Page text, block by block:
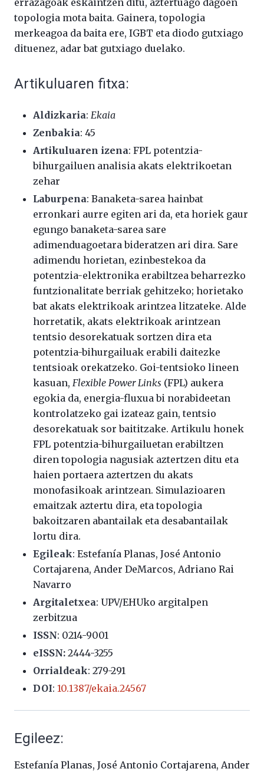
errazagoak eskaintzen ditu, aztertuago dagoen
topologia mota baita. Gainera, topologia
merkeagoa da baita ere, IGBT eta diodo gutxiago
dituenez, adar bat gutxiago duelako.
Artikuluaren fitxa:
Aldizkaria: Ekaia
Zenbakia: 45
Artikuluaren izena: FPL potentzia-
bihurgailuen analisia akats elektrikoetan
zehar
Laburpena: Banaketa-sarea hainbat
erronkari aurre egiten ari da, eta horiek gaur
egungo banaketa-sarea sare
adimenduagoetara bideratzen ari dira. Sare
adimendu horietan, ezinbestekoa da
potentzia-elektronika erabiltzea beharrezko
funtzionalitate berriak gehitzeko; horietako
bat akats elektrikoak arintzea litzateke. Alde
horretatik, akats elektrikoak arintzean
tentsio desorekatuak sortzen dira eta
potentzia-bihurgailuak erabili daitezke
tentsioak orekatzeko. Goi-tentsioko lineen
kasuan, Flexible Power Links (FPL) aukera
egokia da, energia-fluxua bi norabideetan
kontrolatzeko gai izateaz gain, tentsio
desorekatuak sor baititzake. Artikulu honek
FPL potentzia-bihurgailuetan erabiltzen
diren topologia nagusiak aztertzen ditu eta
haien portaera aztertzen du akats
monofasikoak arintzean. Simulazioaren
emaitzak aztertu dira, eta topologia
bakoitzaren abantailak eta desabantailak
lortu dira.
Egileak: Estefanía Planas, José Antonio
Cortajarena, Ander DeMarcos, Adriano Rai
Navarro
Argitaletxea: UPV/EHUko argitalpen
zerbitzua
ISSN: 0214-9001
eISSN: 2444-3255
Orrialdeak: 279-291
DOI: 10.1387/ekaia.24567
Egileez:
Estefanía Planas, José Antonio Cortajarena, Ander